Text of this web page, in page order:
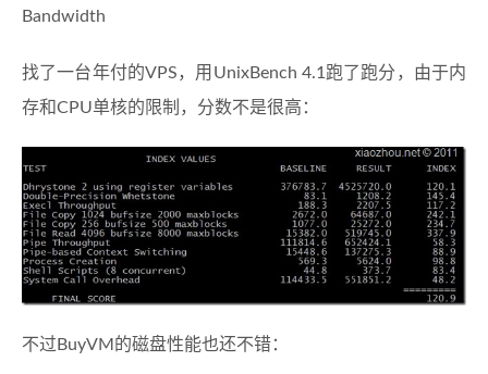
Bandwidth
找了一台年付的VPS，用UnixBench 4.1跑了跑分，由于内
存和CPU单核的限制，分数不是很高：
不过BuyVM的磁盘性能也还不错：